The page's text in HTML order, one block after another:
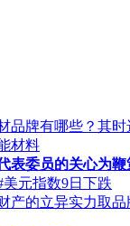
品牌有哪些？其时
材料
表委员的关心为鞭
元指数9日下跌
产的立异实力取品